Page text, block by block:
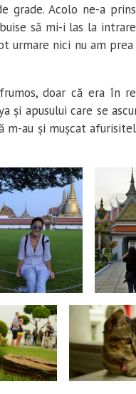
grade. Acolo ne-a
să mi-i las la
urmare nici nu am
doar că era în
și apusului care se
au și mușcat